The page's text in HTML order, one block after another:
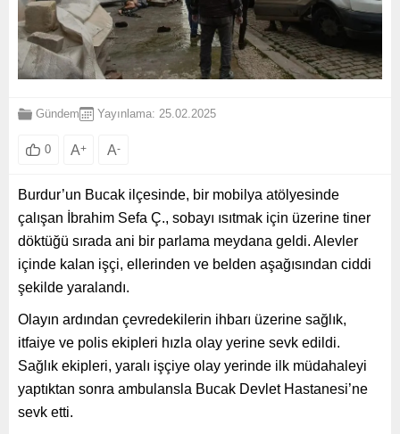
Gündem Yayınlama: 25.02.2025
0 A+ A-
Burdur’un Bucak ilçesinde, bir mobilya atölyesinde
çalışan İbrahim Sefa Ç., sobayı ısıtmak için üzerine tiner
döktüğü sırada ani bir parlama meydana geldi. Alevler
içinde kalan işçi, ellerinden ve belden aşağısından ciddi
şekilde yaralandı.
Olayın ardından çevredekilerin ihbarı üzerine sağlık,
itfaiye ve polis ekipleri hızla olay yerine sevk edildi.
Sağlık ekipleri, yaralı işçiye olay yerinde ilk müdahaleyi
yaptıktan sonra ambulansla Bucak Devlet Hastanesi’ne
sevk etti.